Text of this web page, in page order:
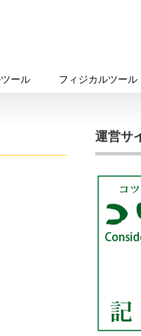
ール フィジカルツール
運営サ